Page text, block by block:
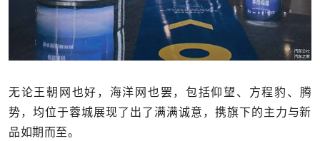
无论王朝网也好，海洋网也罢，包括仰望、方程豹、腾
势，均位于蓉城展现了出了满满诚意，携旗下的主力与新
品如期而至。